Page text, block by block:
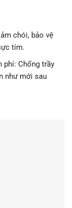
chói, bảo vệ
tím.
Chống trầy
như mới sau